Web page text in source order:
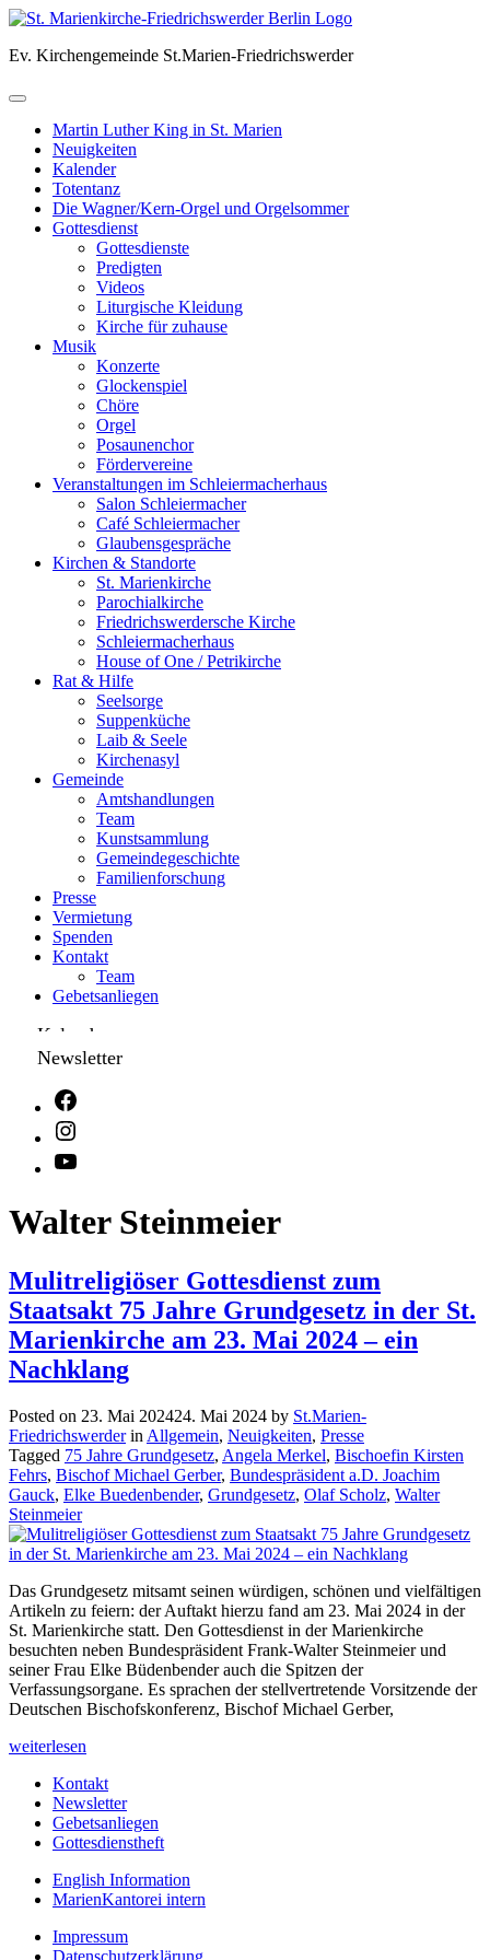
Skip
content
Ev. Kirchengemeinde St.Marien-Friedrichswerder
Martin Luther King in St. Marien
Neuigkeiten
Kalender
Totentanz
Die Wagner/Kern-Orgel und Orgelsommer
Gottesdienst
Gottesdienste
Predigten
Videos
Liturgische Kleidung
Kirche für zuhause
Musik
Konzerte
Glockenspiel
Chöre
Orgel
Posaunenchor
Fördervereine
Veranstaltungen im Schleiermacherhaus
Salon Schleiermacher
Café Schleiermacher
Glaubensgespräche
Kirchen & Standorte
St. Marienkirche
Parochialkirche
Friedrichswerdersche Kirche
Schleiermacherhaus
House of One / Petrikirche
Rat & Hilfe
Seelsorge
Suppenküche
Laib & Seele
Kirchenasyl
Gemeinde
Amtshandlungen
Team
Kunstsammlung
Gemeindegeschichte
Familienforschung
Presse
Vermietung
Spenden
Kontakt
Team
Gebetsanliegen
Kalender
Newsletter
Walter Steinmeier
Mulitreligiöser Gottesdienst zum
Staatsakt 75 Jahre Grundgesetz in der St.
Marienkirche am 23. Mai 2024 – ein
Nachklang
Posted on 23. Mai 202424. Mai 2024 by St.Marien-
Friedrichswerderin Allgemein, Neuigkeiten, Presse
Tagged 75 Jahre Grundgesetz, Angela Merkel, Bischoefin Kirsten
Fehrs, Bischof Michael Gerber, Bundespräsident a.D. Joachim
Gauck, Elke Buedenbender, Grundgesetz, Olaf Scholz, Walter
Steinmeier
Das Grundgesetz mitsamt seinen würdigen, schönen und vielfältigen
Artikeln zu feiern: der Auftakt hierzu fand am 23. Mai 2024 in der
St. Marienkirche statt. Den Gottesdienst in der Marienkirche
besuchten neben Bundespräsident Frank-Walter Steinmeier und
seiner Frau Elke Büdenbender auch die Spitzen der
Verfassungsorgane. Es sprachen der stellvertretende Vorsitzende der
Deutschen Bischofskonferenz, Bischof Michael Gerber,
weiterlesen
Kontakt
Newsletter
Gebetsanliegen
Gottesdienstheft
English Information
MarienKantorei intern
Impressum
Datenschutzerklärung